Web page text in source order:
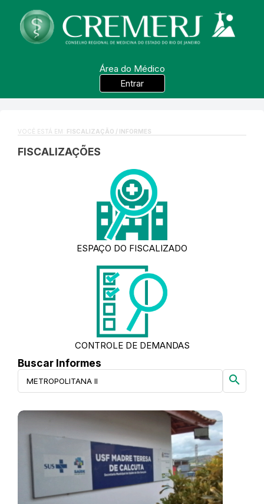
Área do Médico
Entrar
VOCÊ ESTÁ EM: FISCALIZAÇÃO / INFORMES
FISCALIZAÇÕES
ESPAÇO DO FISCALIZADO
CONTROLE DE DEMANDAS
Buscar Informes
search